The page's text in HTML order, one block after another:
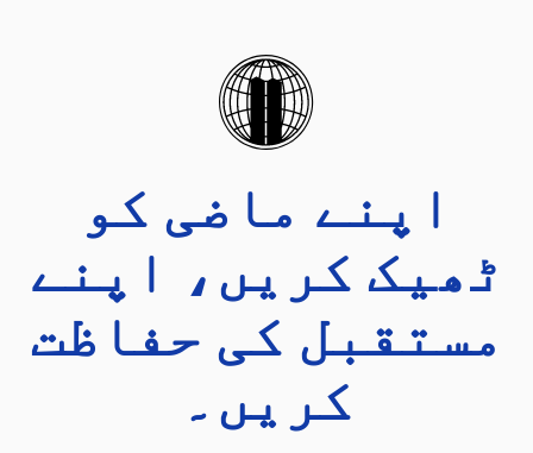
اپنے ماضی کو
ٹھیک کریں، اپنے
مستقبل کی حفاظت
کریں۔